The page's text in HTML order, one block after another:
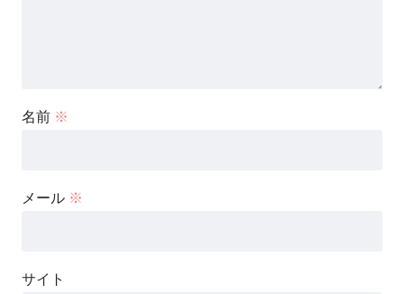
名前 ※
メール ※
サイト